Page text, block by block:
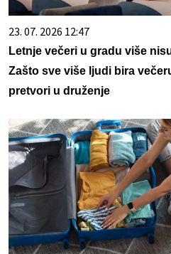
23. 07. 2026 12:47
Letnje večeri u gradu više
Zašto sve više ljudi bira
pretvori u druženje